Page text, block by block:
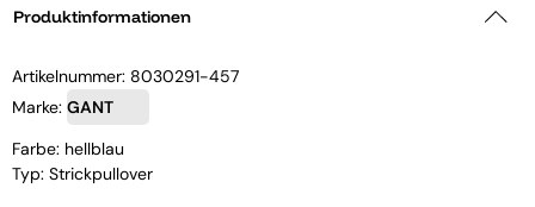
Produktinformationen
Artikelnummer: 8030291-457
Marke: GANT
Farbe: hellblau
Typ: Strickpullover